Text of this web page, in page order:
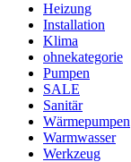
Heizung
Installation
Klima
ohnekategorie
Pumpen
SALE
Sanitär
Wärmepumpen
Warmwasser
Werkzeug